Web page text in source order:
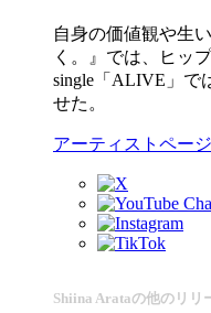
自身の価値観や生
く。』では、ヒッ
single「ALIVE」で
せた。
アーティストペー
Shiina Arataの他のリリ